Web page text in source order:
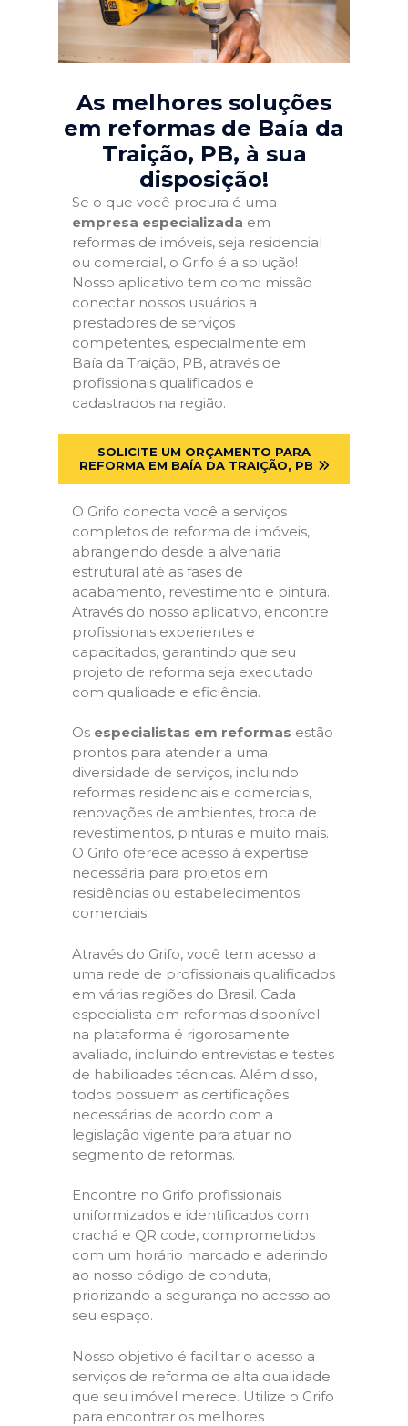
As melhores soluções
em reformas de Baía da
Traição, PB, à sua
disposição!
Se o que você procura é uma
empresa especializada em
reformas de imóveis, seja residencial
ou comercial, o Grifo é a solução!
Nosso aplicativo tem como missão
conectar nossos usuários a
prestadores de serviços
competentes, especialmente em
Baía da Traição, PB, através de
profissionais qualificados e
cadastrados na região.
SOLICITE UM ORÇAMENTO PARA
REFORMA EM BAÍA DA TRAIÇÃO, PB
O Grifo conecta você a serviços
completos de reforma de imóveis,
abrangendo desde a alvenaria
estrutural até as fases de
acabamento, revestimento e pintura.
Através do nosso aplicativo, encontre
profissionais experientes e
capacitados, garantindo que seu
projeto de reforma seja executado
com qualidade e eficiência.
Os especialistas em reformas estão
prontos para atender a uma
diversidade de serviços, incluindo
reformas residenciais e comerciais,
renovações de ambientes, troca de
revestimentos, pinturas e muito mais.
O Grifo oferece acesso à expertise
necessária para projetos em
residências ou estabelecimentos
comerciais.
Através do Grifo, você tem acesso a
uma rede de profissionais qualificados
em várias regiões do Brasil. Cada
especialista em reformas disponível
na plataforma é rigorosamente
avaliado, incluindo entrevistas e testes
de habilidades técnicas. Além disso,
todos possuem as certificações
necessárias de acordo com a
legislação vigente para atuar no
segmento de reformas.
Encontre no Grifo profissionais
uniformizados e identificados com
crachá e QR code, comprometidos
com um horário marcado e aderindo
ao nosso código de conduta,
priorizando a segurança no acesso ao
seu espaço.
Nosso objetivo é facilitar o acesso a
serviços de reforma de alta qualidade
que seu imóvel merece. Utilize o Grifo
para encontrar os melhores